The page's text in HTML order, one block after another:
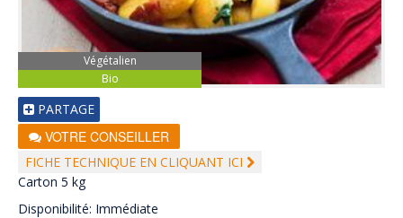
Bio
Végétalien
PARTAGE
VOTRE CONSEILLER
FICHE TECHNIQUE EN CLIQUANT ICI
Carton 5 kg
Disponibilité: Immédiate